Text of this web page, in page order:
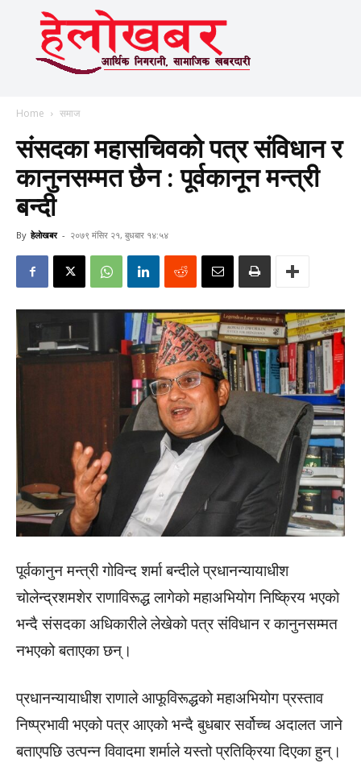
Home समाज
संसदका महासचिवको पत्र संविधान र
कानुनसम्मत छैन : पूर्वकानून मन्त्री
बन्दी
By हेलाेखबर - २०७९ मंसिर २१, बुधबार १४:५४
पूर्वकानुन मन्त्री गोविन्द शर्मा बन्दीले प्रधानन्यायाधीश
चोलेन्द्रशमशेर राणाविरूद्ध लागेको महाअभियोग निष्क्रिय भएको
भन्दै संसदका अधिकारीले लेखेको पत्र संविधान र कानुनसम्मत
नभएको बताएका छन्।
प्रधानन्यायाधीश राणाले आफूविरूद्धको महाअभियोग प्रस्ताव
निष्प्रभावी भएको पत्र आएको भन्दै बुधबार सर्वोच्च अदालत जाने
बताएपछि उत्पन्न विवादमा शर्माले यस्तो प्रतिक्रिया दिएका हुन्।